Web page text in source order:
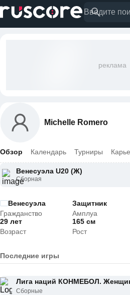
реклама
Michelle Romero
Обзор Календарь Турниры
Венесуэла U20 (Ж)
Сборная
Венесуэла
Гражданство
Защитник
Амплуа
29 лет
Возраст
165 см
Рост
Последние игры
Лига наций КОНМЕБОЛ.
Сборные